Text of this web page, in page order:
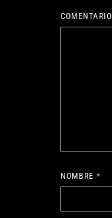
COMENTARIO
NOMBRE *